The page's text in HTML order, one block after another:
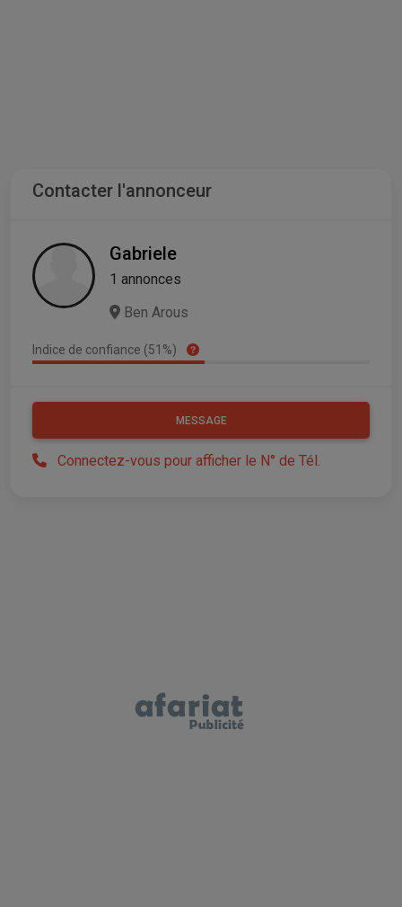
Contacter l'annonceur
Gabriele
1 annonces
Ben Arous
Indice de confiance (51%)
MESSAGE
Connectez-vous pour afficher le N° de Tél.